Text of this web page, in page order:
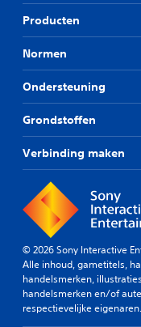
Producten
Normen
Ondersteuning
Grondstoffen
Verbinding maken
© 2026 Sony Interactive
Alle inhoud, gametitels,
handelsmerken,
handelsmerken en/of
respectievelijke